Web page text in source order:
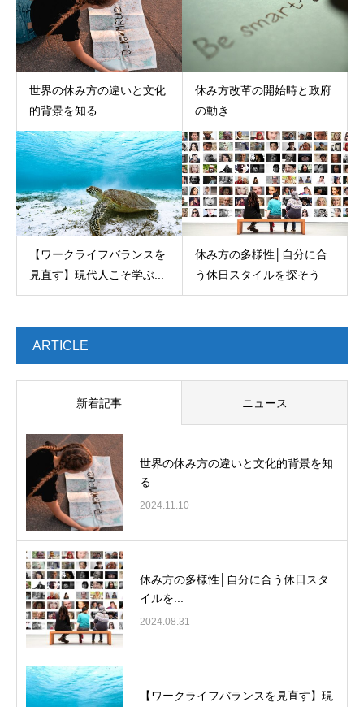
世界の休み方の違いと文化
的背景を知る
休み方改革の開始時と政府
の動き
【ワークライフバランスを
見直す】現代人こそ学ぶ...
休み方の多様性│自分に合
う休日スタイルを探そう
ARTICLE
新着記事 ニュース
世界の休み方の違いと文化的背景を知
る
2024.11.10
休み方の多様性│自分に合う休日スタ
イルを...
2024.08.31
【ワークライフバランスを見直す】現